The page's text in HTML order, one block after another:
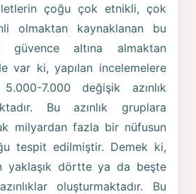
çoğu çok etnikli, çok
olmaktan kaynaklanan bu
güvence altına almaktan
var ki, yapılan incelemelere
7.000 değişik azınlık
Bu azınlık gruplara
milyardan fazla bir nüfusun
tespit edilmiştir. Demek ki,
yaklaşık dörtte ya da beşte
oluşturmaktadır. Bu